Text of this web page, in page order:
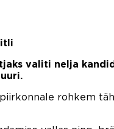
valiti nelja
rohkem